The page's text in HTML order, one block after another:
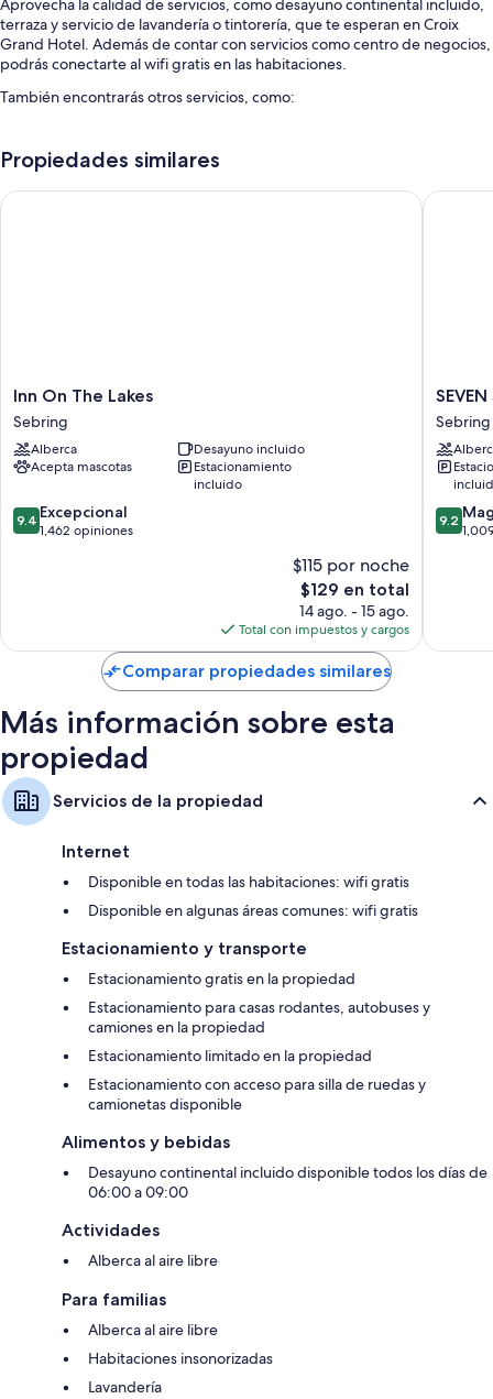
Aprovecha la calidad de servicios, como desayuno continental incluido,
terraza y servicio de lavandería o tintorería, que te esperan en Croix
Grand Hotel. Además de contar con servicios como centro de negocios,
podrás conectarte al wifi gratis en las habitaciones.
También encontrarás otros servicios, como:
Estacionamiento gratis
Estacionamiento para casas rodantes, autobuses y camiones, check-
acondicionado, al igual que detalles como wifi gratis y silla de escritorio.
Otros de los servicios que también encontrarás en las habitaciones
incluyen:
Baños con tinas con regadera y amenidades de baño gratuitas
Televisiones de pantalla plana de 40 pulgadas con canales de
televisión premium
Armarios o clósets, refrigeradores y microondas
Propiedades similares
Inn
On
The
Lakes
Sebring
Inn On The Lakes
Sebring
Alberca
Desayuno incluido
Acepta mascotas
Estacionamiento
incluido
9.4
de
9.4 Excepcional
1,462 opiniones
$115 por noche
El
precio
actual
es
de
$129
$129 en total
14 ago. - 15 ago.
Total con impuestos y cargos
Inn On The Lakes
SEVEN
Sebring
Hotel
Sebring
Sebring
9.2
de
9.2
SEVEN
Comparar propiedades similares
Más información sobre esta
propiedad
Servicios de la propiedad
Internet
Disponible en todas las habitaciones: wifi gratis
Disponible en algunas áreas comunes: wifi gratis
Estacionamiento y transporte
Estacionamiento gratis en la propiedad
Estacionamiento para casas rodantes, autobuses y
camiones en la propiedad
Estacionamiento limitado en la propiedad
Estacionamiento con acceso para silla de ruedas y
camionetas disponible
Alimentos y bebidas
Desayuno continental incluido disponible todos los días de
06:00 a 09:00
Actividades
Alberca al aire libre
Para familias
Alberca al aire libre
Habitaciones insonorizadas
Lavandería